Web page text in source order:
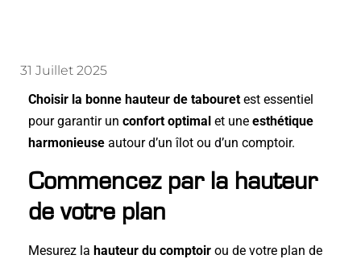
31 Juillet 2025
Choisir la bonne hauteur de tabouret est essentiel
pour garantir un confort optimal et une esthétique
harmonieuse autour d’un îlot ou d’un comptoir.
Commencez par la hauteur
de votre plan
Mesurez la hauteur du comptoir ou de votre plan de